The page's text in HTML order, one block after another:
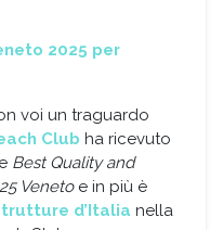
2025 per
voi un traguardo
Club ha ricevuto
Best Quality and
Veneto e in più è
d’Italia nella